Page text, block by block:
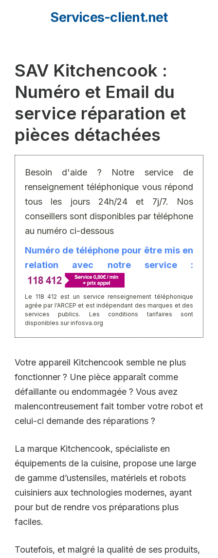
Services-client.net
SAV Kitchencook :
Numéro et Email du
service réparation et
pièces détachées
Besoin d'aide ? Notre service de
renseignement téléphonique vous répond
tous les jours 24h/24 et 7j/7. Nos
conseillers sont disponibles par téléphone
au numéro ci-dessous
Numéro de téléphone pour être mis en
relation avec notre service :
Le 118 412 est un service renseignement téléphonique
agrée par l'ARCEP et est indépendant des marques et des
services publics. Les conditions tarifaires sont
disponibles sur infosva.org
Votre appareil Kitchencook semble ne plus
fonctionner ? Une pièce apparaît comme
défaillante ou endommagée ? Vous avez
malencontreusement fait tomber votre robot et
celui-ci demande des réparations ?
La marque Kitchencook, spécialiste en
équipements de la cuisine, propose une large
de gamme d’ustensiles, matériels et robots
cuisiniers aux technologies modernes, ayant
pour but de rendre vos préparations plus
faciles.
Toutefois, et malgré la qualité de ses produits,